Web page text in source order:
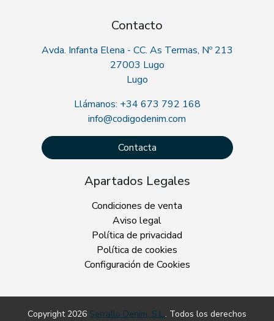
Contacto
Avda. Infanta Elena - CC. As Termas, Nº 213
27003 Lugo
Lugo
Llámanos: +34 673 792 168
info@codigodenim.com
Contacta
Apartados Legales
Condiciones de venta
Aviso legal
Política de privacidad
Política de cookies
Configuración de Cookies
Copyright 2026 Serrallo Denim, S.L.. Todos los derechos